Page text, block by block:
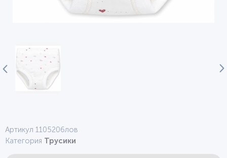
Артикул 1105206лов
Категория Трусики